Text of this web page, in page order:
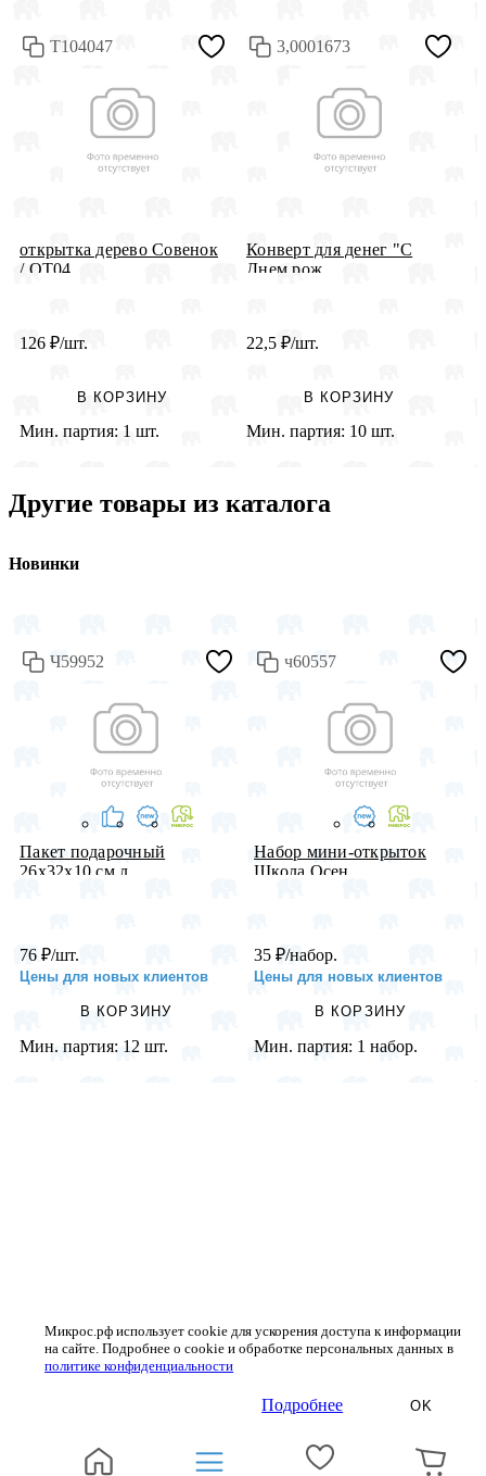
Т104047
открытка дерево Совенок
/ OT04...
126 ₽/шт.
В КОРЗИНУ
Мин. партия: 1 шт.
3,0001673
Конверт для денег "С
Днем рож...
22,5 ₽/шт.
В КОРЗИНУ
Мин. партия: 10 шт.
Другие товары из каталога
Новинки
Ч59952
Пакет подарочный
26х32х10 см л...
76 ₽/шт.
Цены для новых клиентов
В КОРЗИНУ
Мин. партия: 12 шт.
ч60557
Набор мини-открыток
Школа Осен...
35 ₽/набор.
Цены для новых клиентов
В КОРЗИНУ
Мин. партия: 1 набор.
Микрос.рф использует cookie для ускорения доступа к информации
на сайте. Подробнее о cookie и обработке персональных данных в
политике конфиденциальности
Подробнее OK